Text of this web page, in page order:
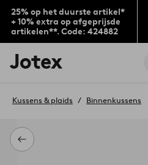
25% op het duurste artikel*
+ 10% extra op afgeprijsde
artikelen**. Code: 424882
Jotex
logo
to
home
page
Terug
Kussens & plaids Binnenkussens